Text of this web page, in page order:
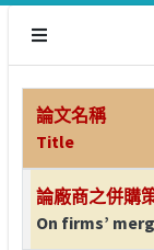
論文名稱
Title
論廠商之併購
On firms’